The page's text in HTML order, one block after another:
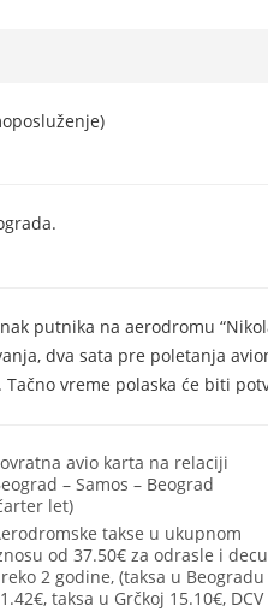
putnika na aerodromu
dva sata pre poletanja
Tačno vreme polaska će biti
avio karta na relaciji
– Samos – Beograd
let)
takse u ukupnom
od 37.50€ za odrasle i decu
2 godine, (taksa u Beogradu
taksa u Grčkoj 15.10€, DCV